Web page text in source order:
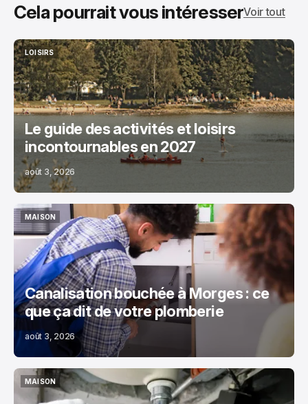
Cela pourrait vous intéresserVoir tout
LOISIRS
LOISIRS
Le guide des activités et loisirs
incontournables en 2027
août 3, 2026
MAISON
MAISON
Canalisation bouchée à Morges : ce
que ça dit de votre plomberie
août 3, 2026
MAISON
MAISON